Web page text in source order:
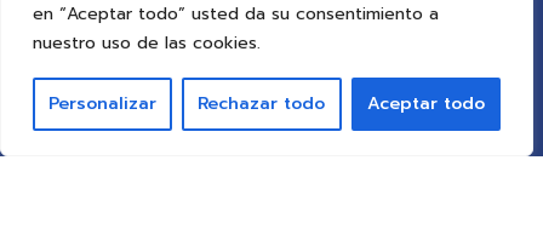
en “Aceptar todo” usted da su consentimiento a
nuestro uso de las cookies.
Personalizar Rechazar todo Aceptar todo
© 2025 Colegio Vigoby ideaspropias publicidad&web
Todos los derechos reservados.
Aviso Legal